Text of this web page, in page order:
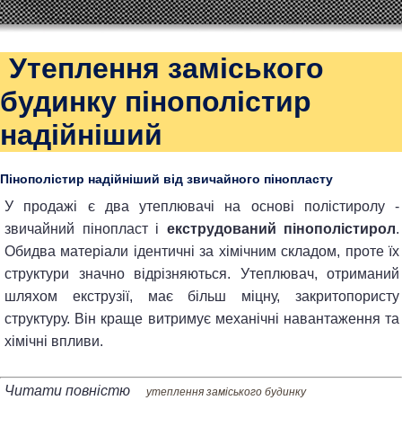
Утеплення заміського
будинку пінополістир
надійніший
Пінополістир надійніший від звичайного пінопласту
У продажі є два утеплювачі на основі полістиролу -
звичайний пінопласт і екструдований пінополістирол.
Обидва матеріали ідентичні за хімічним складом, проте їх
структури значно відрізняються. Утеплювач, отриманий
шляхом екструзії, має більш міцну, закритопористу
структуру. Він краще витримує механічні навантаження та
хімічні впливи.
Читати повністю утеплення заміського будинку